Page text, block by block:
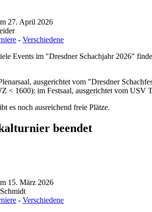
27. April 2026
- Verschiedene
Events im "Dresdner Schachjahr 2026"
ausgerichtet vom "Dresdner
< 1600): im Festsaal, ausgerichtet vom USV
es noch ausreichend freie Plätze.
beendet
15. März 2026
- Verschiedene